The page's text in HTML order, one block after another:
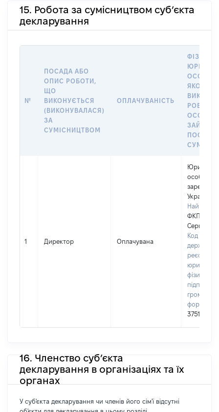
15. Робота за сумісництвом суб’єкта
декларування
№
ПОСАДА АБО
ОПИС РОБОТИ,
ЩО
ВИКОНУЄТЬСЯ
(ВИКОНУВАЛАСЯ)
ЗА
СУМІСНИЦТВОМ
ОПЛАЧУВАНІСТЬ
ОСОБА,
ЯКОЇ
РОБОТА
ОСОБА
ПОСАДУ
1 Директор Оплачувана
Юридична
особа,
Україні
ФКП
Сервіс"
Код в
реєстрі
фізичних
37513695
16. Членство суб’єкта
декларування в організаціях та їх
органах
У суб'єкта декларування чи членів його сім'ї відсутні